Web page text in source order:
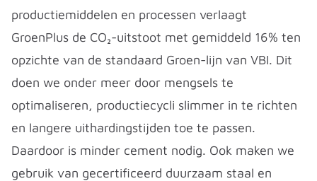
productiemiddelen en processen verlaagt
GroenPlus de CO₂-uitstoot met gemiddeld 16% ten
opzichte van de standaard Groen-lijn van VBI. Dit
doen we onder meer door mengsels te
optimaliseren, productiecycli slimmer in te richten
en langere uithardingstijden toe te passen.
Daardoor is minder cement nodig. Ook maken we
gebruik van gecertificeerd duurzaam staal en